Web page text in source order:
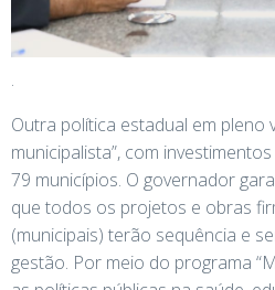
.
Outra política estadual em pleno
municipalista”, com
79 municípios. O governador
que todos os projetos e obras
(municipais) terão sequência e
gestão. Por meio do programa